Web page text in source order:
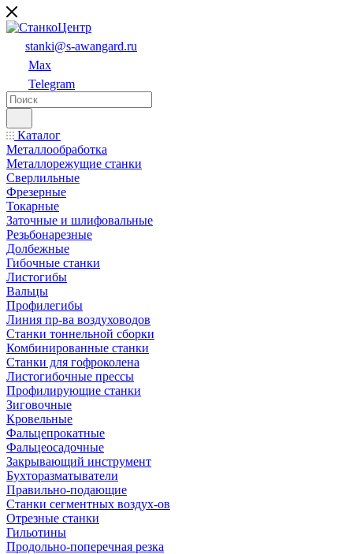
stanki@s-awangard.ru
Max
Telegram
Каталог
Металлообработка
Металлорежущие станки
Сверлильные
Фрезерные
Токарные
Заточные и шлифовальные
Резьбонарезные
Долбежные
Гибочные станки
Листогибы
Вальцы
Профилегибы
Линия пр-ва воздуховодов
Станки тоннельной сборки
Комбинированные станки
Станки для гофроколена
Листогибочные прессы
Профилирующие станки
Зиговочные
Кровельные
Фальцепрокатные
Фальцеосадочные
Закрывающий инструмент
Бухторазматыватели
Правильно-подающие
Станки сегментных воздух-ов
Отрезные станки
Гильотины
Продольно-поперечная резка